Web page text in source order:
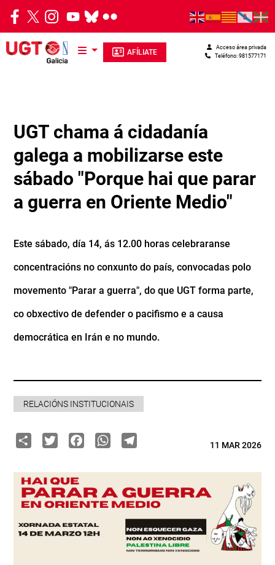
Pasar al contenido principal
AFÍLIATE Teléfono: 981577171
Acceso área privada
UGT chama á cidadanía
galega a mobilizarse este
sábado "Porque hai que parar
a guerra en Oriente Medio"
Este sábado, día 14, ás 12.00 horas celebraranse
concentracións no conxunto do país, convocadas polo
movemento "Parar a guerra", do que UGT forma parte,
co obxectivo de defender o pacifismo e a causa
democrática en Irán e no mundo.
RELACIÓNS INSTITUCIONAIS
ShareTwitterFacebook
WhatsApp
Telegram11 MAR 2026